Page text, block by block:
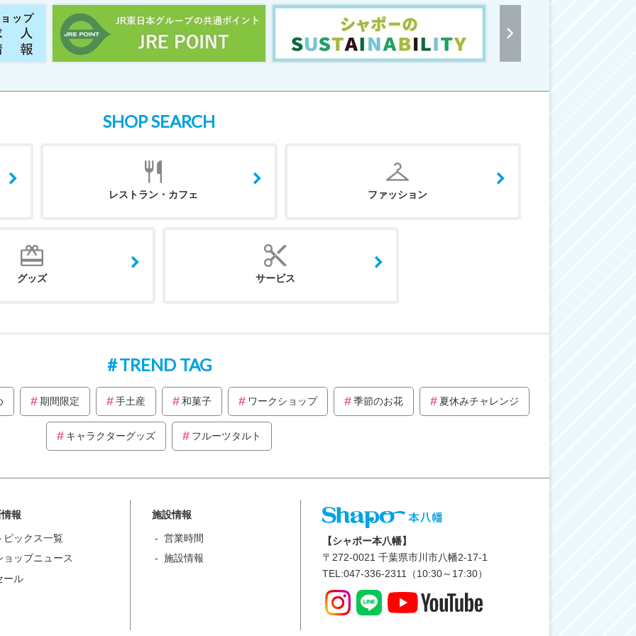
SHOP SEARCH
レストラン・カフェ ファッション
グッズ サービス
TREND TAG
期間限定 手土産 和菓子 ワークショップ 季節のお花 夏休みチャレンジ
キャラクターグッズ フルーツタルト
報
ピックス一覧
ョップニュース
ール
施設情報
営業時間
施設情報
【シャポー本八幡】
〒 272-0021 千葉県市川市八幡2-17-1
TEL:047-336-2311（10:30～17:30）